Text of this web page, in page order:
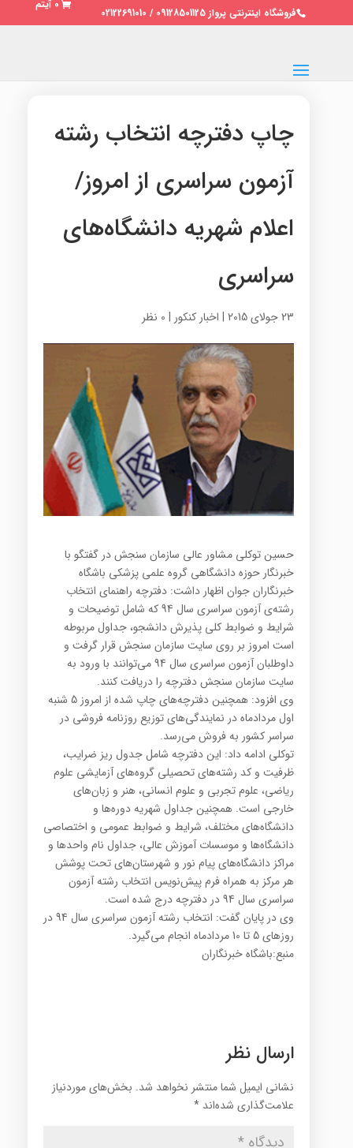
فروشگاه اینترنتی پرواز 09128501125 / 02122691010
0 آیتم
چاپ دفترچه انتخاب رشته
آزمون سراسری از امروز/
اعلام شهریه دانشگاه‌های
سراسری
23 جولای 2015 | اخبار کنکور | 0 نظر
حسین توکلی مشاور عالی سازمان سنجش در گفتگو با
خبرنگار حوزه دانشگاهی گروه علمی پزشکی باشگاه
خبرنگاران جوان اظهار داشت: دفترچه راهنمای انتخاب
رشته‌ی آزمون سراسری سال 94 که شامل توضیحات و
شرایط و ضوابط کلی پذیرش دانشجو، جداول مربوطه
است امروز بر روی سایت سازمان سنجش قرار گرفت و
داوطلبان آزمون سراسری سال 94 می‌توانند با ورود به
سایت سازمان سنجش دفترچه را دریافت کنند.
وی افزود: همچنین دفترچه‌های چاپ شده از امروز 5 شنبه
اول مرداد‌ماه در نمایندگی‌های توزیع روزنامه فروشی در
سراسر کشور به فروش می‌رسد.
توکلی ادامه داد: این دفترچه شامل جدول ریز ضرایب،
ظرفیت و کد رشته‌های تحصیلی گروه‌های آزمایشی علوم
ریاضی، علوم تجربی و علوم انسانی، هنر و زبان‌های
خارجی است. همچنین جداول شهریه دوره‌ها و
دانشگاه‌های مختلف، شرایط و ضوابط عمومی و اختصاصی
دانشگاه‌ها و موسسات آموزش عالی، جداول نام واحد‌ها و
مراکز دانشگاه‌های پیام نور و شهرستان‌های تحت پوشش
هر مرکز به همراه فرم پیش‌نویس انتخاب رشته آزمون
سراسری سال 94 در دفترچه درج شده است.
وی در پایان گفت: انتخاب رشته آزمون سراسری سال 94 در
روزهای 5 تا 10 مرداد‌ماه انجام می‌گیرد.
منبع:باشگاه خبرنگاران
ارسال نظر
نشانی ایمیل شما منتشر نخواهد شد. بخش‌های موردنیاز
علامت‌گذاری شده‌اند *